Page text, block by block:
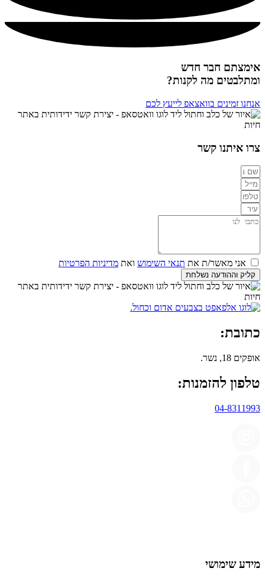
אימצתם חבר חדש
ומתלבטים מה לקנות?
אנחנו זמינים בוואצאפ לייעץ לכם
צרו איתנו קשר
אני מאשר/ת את תנאי השימוש ואת מדיניות הפרטיות
קליק וההודעה נשלחת
כתובת:
אופקים 18, נשר.
טלפון להזמנות:
04-8311993
מידע שימושי